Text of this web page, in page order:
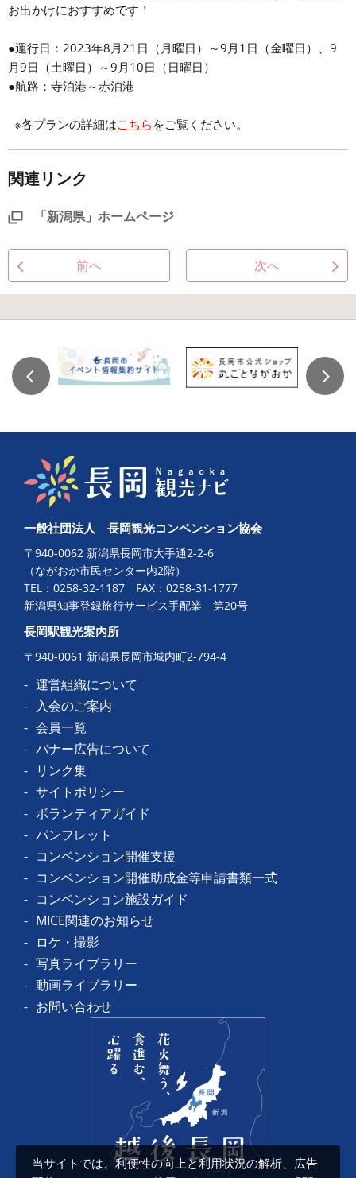
お出かけにおすすめです！
●運行日：2023年8月21日（月曜日）～9月1日（金曜日）、9
月9日（土曜日）～9月10日（日曜日）
●航路：寺泊港～赤泊港
※各プランの詳細はこちら をご覧ください。
関連リンク
「新潟県」ホームページ
前へ 次へ
一般社団法人 長岡観光コンベンション協会
〒940-0062 新潟県長岡市大手通2-2-6
（ながおか市民センター内2階）
TEL： 0258-32-1187 FAX：0258-31-1777
新潟県知事登録旅行サービス手配業 第20号
長岡駅観光案内所
〒940-0061 新潟県長岡市城内町2-794-4
運営組織について
入会のご案内
会員一覧
バナー広告について
リンク集
サイトポリシー
ボランティアガイド
パンフレット
コンベンション開催支援
コンベンション開催助成金等申請書類一式
コンベンション施設ガイド
MICE関連のお知らせ
ロケ・撮影
写真ライブラリー
動画ライブラリー
お問い合わせ
当サイトでは、利便性の向上と利用状況の解析、広告